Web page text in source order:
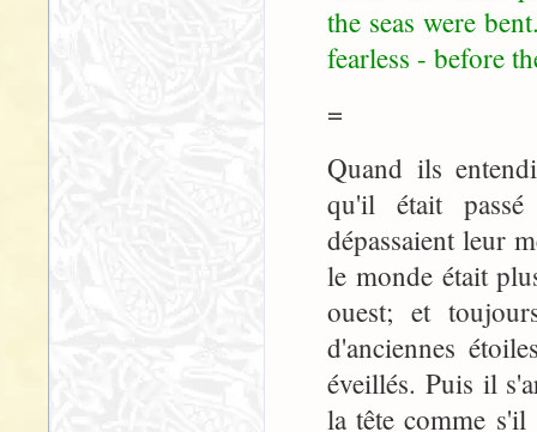
the seas were
fearless - before
=
Quand ils
qu'il était
dépassaient leur
le monde était
ouest; et
d'anciennes
éveillés. Puis il
la tête comme s'il